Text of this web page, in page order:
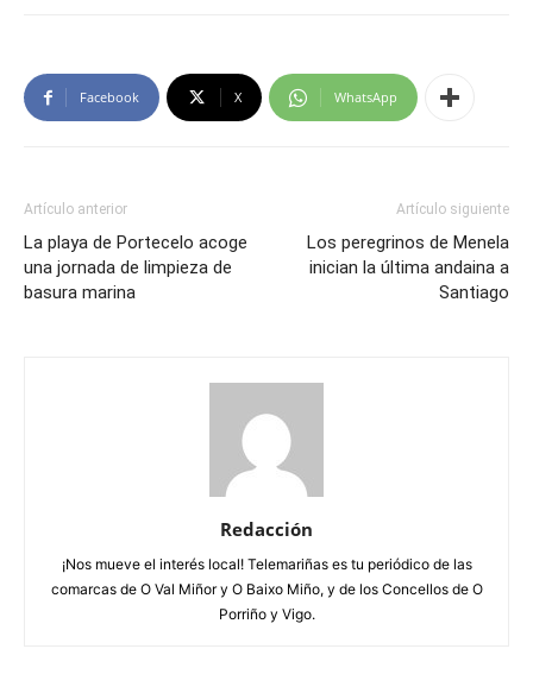
Facebook X WhatsApp
Artículo anterior
La playa de Portecelo acoge
una jornada de limpieza de
basura marina
Artículo siguiente
Los peregrinos de Menela
inician la última andaina a
Santiago
Redacción
¡Nos mueve el interés local! Telemariñas es tu periódico de las
comarcas de O Val Miñor y O Baixo Miño, y de los Concellos de O
Porriño y Vigo.